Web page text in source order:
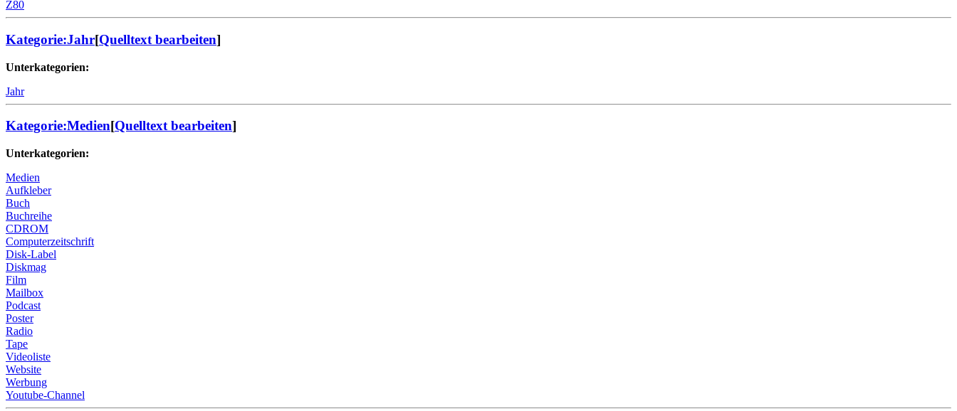
Z80
Kategorie:Jahr[Quelltext bearbeiten]
Unterkategorien:
Jahr
Kategorie:Medien[Quelltext bearbeiten]
Unterkategorien:
Medien
Aufkleber
Buch
Buchreihe
CDROM
Computerzeitschrift
Disk-Label
Diskmag
Film
Mailbox
Podcast
Poster
Radio
Tape
Videoliste
Website
Werbung
Youtube-Channel